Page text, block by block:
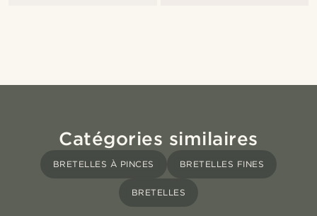
Catégories similaires
BRETELLES À PINCES BRETELLES FINES
BRETELLES